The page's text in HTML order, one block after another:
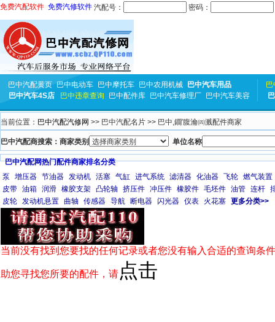
免费汽配软件 免费汽修软件 汽配号： 密码：
巴中汽配黄页 巴中电动车 巴中摩托车 巴中农用机械
巴中汽车用品
巴中汽车4S店
巴中违章查询 巴中配件库 巴中汽车修理厂 巴中汽车美容
当前位置： 巴中汽配汽修网 >> 巴中汽配名片 >> 巴中,鐗′腹瀹㈣溅配件商家
巴中汽配商搜索：商家类别 单位名称
巴中汽配网热门配件商家排名分类
泵
增压器 节油器 发动机 活塞 气缸 进气系统 滤清器 化油器 飞轮 燃气装置
皮带 油箱 润滑 橡胶支架 凸轮轴 挤压件 冲压件 橡胶件 毛坯件 油管 连杆
皮轮 发动机悬置 曲轴 传感器 导航 断电器 闪光器 仪表 火花塞 更多分类>>
当前没有找到您要找的任何记录或者您没有输入合适的查询条
助您寻找您所要的配件，请 点击